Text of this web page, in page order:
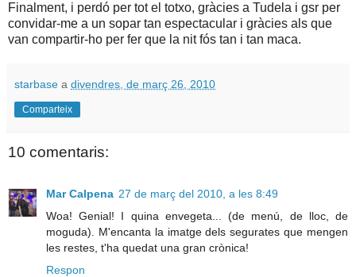
Finalment, i perdó per tot el totxo, gràcies a Tudela i gsr per
convidar-me a un sopar tan espectacular i gràcies als que
van compartir-ho per fer que la nit fós tan i tan maca.
starbase a divendres, de març 26, 2010
Comparteix
10 comentaris:
Mar Calpena 27 de març del 2010, a les 8:49
Woa! Genial! I quina envegeta... (de menú, de lloc, de
moguda). M'encanta la imatge dels segurates que mengen
les restes, t'ha quedat una gran crònica!
Respon